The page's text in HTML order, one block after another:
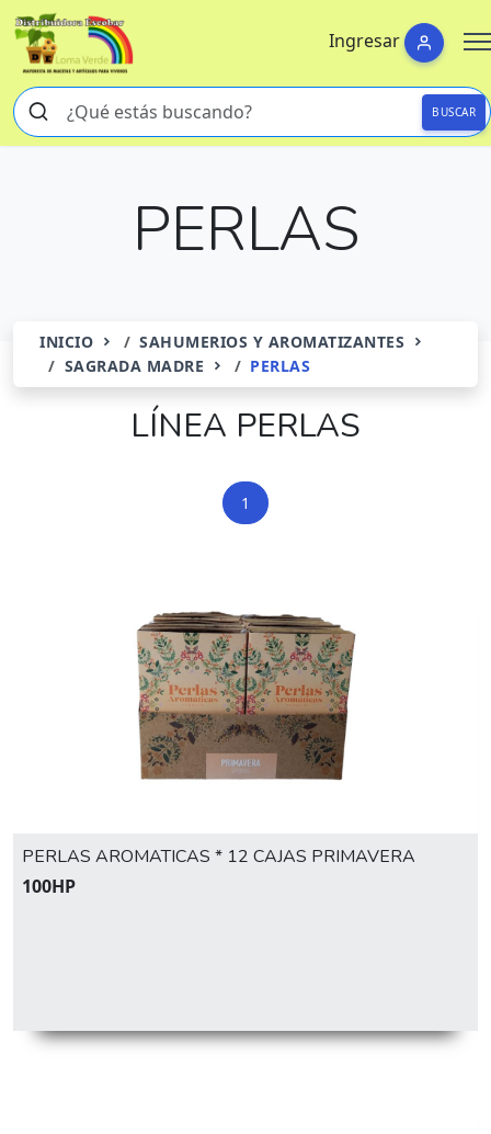
Ingresar
BUSCAR
PERLAS
INICIO
SAHUMERIOS Y AROMATIZANTES
SAGRADA MADRE
PERLAS
LÍNEA PERLAS
1
PERLAS AROMATICAS * 12 CAJAS PRIMAVERA
100HP